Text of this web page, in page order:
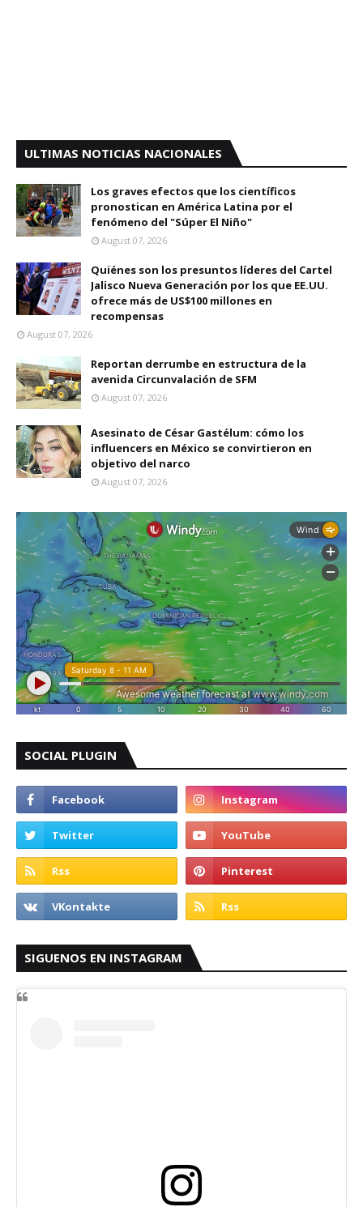
ULTIMAS NOTICIAS NACIONALES
Los graves efectos que los científicos
pronostican en América Latina por el
fenómeno del "Súper El Niño"
August 07, 2026
Quiénes son los presuntos líderes del Cartel
Jalisco Nueva Generación por los que EE.UU.
ofrece más de US$100 millones en
recompensas
August 07, 2026
Reportan derrumbe en estructura de la
avenida Circunvalación de SFM
August 07, 2026
Asesinato de César Gastélum: cómo los
influencers en México se convirtieron en
objetivo del narco
August 07, 2026
SOCIAL PLUGIN
SIGUENOS EN INSTAGRAM